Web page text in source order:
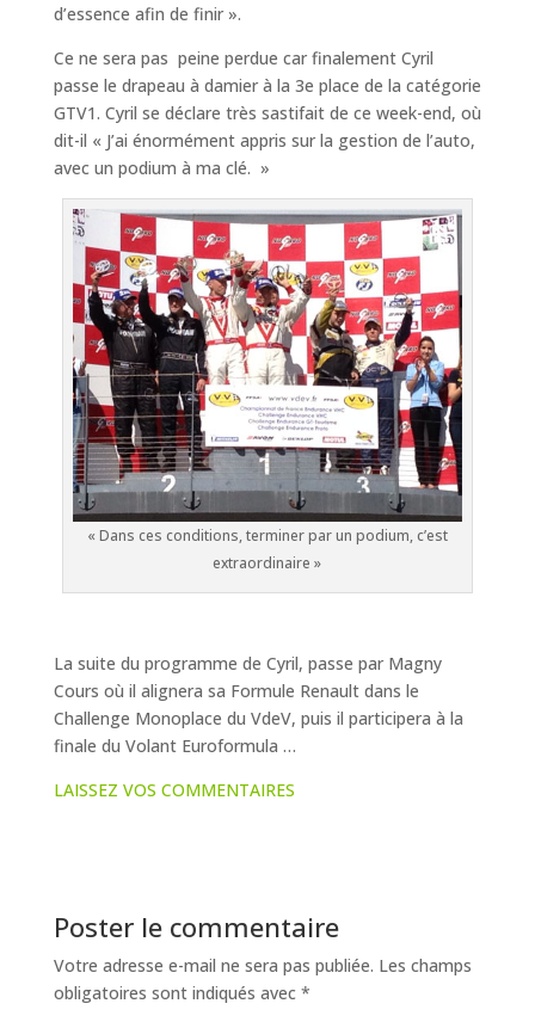
d’essence afin de finir ».
Ce ne sera pas peine perdue car finalement Cyril
passe le drapeau à damier à la 3e place de la catégorie
GTV1. Cyril se déclare très sastifait de ce week-end, où
dit-il « J’ai énormément appris sur la gestion de l’auto,
avec un podium à ma clé. »
« Dans ces conditions, terminer par un podium, c’est
extraordinaire »
La suite du programme de Cyril, passe par Magny
Cours où il alignera sa Formule Renault dans le
Challenge Monoplace du VdeV, puis il participera à la
finale du Volant Euroformula …
LAISSEZ VOS COMMENTAIRES
Poster le commentaire
Votre adresse e-mail ne sera pas publiée. Les champs
obligatoires sont indiqués avec *